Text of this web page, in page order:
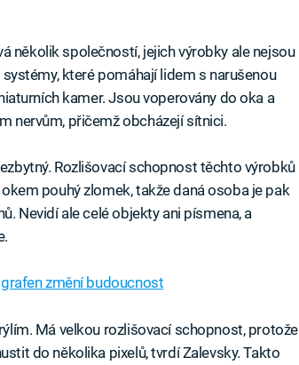
několik společností, jejich výrobky ale nejsou
které pomáhají lidem s narušenou
kamer. Jsou voperovány do oka a
nervům, přičemž obcházejí sítnici.
Rozlišovací schopnost těchto výrobků
pouhý zlomek, takže daná osoba je pak
Nevidí ale celé objekty ani písmena, a
změní budoucnost
Má velkou rozlišovací schopnost, protože
do několika pixelů, tvrdí Zalevsky. Takto